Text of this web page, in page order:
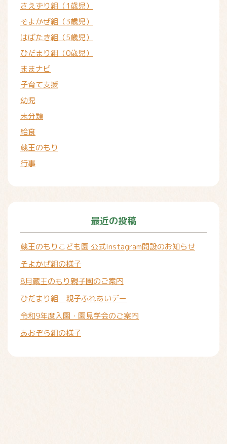
さえずり組（1歳児）
そよかぜ組（3歳児）
はばたき組（5歳児）
ひだまり組（0歳児）
ままナビ
子育て支援
幼児
未分類
給食
蔵王のもり
行事
最近の投稿
蔵王のもりこども園 公式Instagram開設のお知らせ
そよかぜ組の様子
8月蔵王のもり親子園のご案内
ひだまり組 親子ふれあいデー
令和9年度入園・園見学会のご案内
あおぞら組の様子